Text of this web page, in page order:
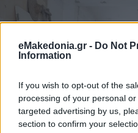
eMakedonia.gr - Do Not
Information
If you wish to opt-out of the
processing of your personal
targeted advertising by us,
section to confirm your